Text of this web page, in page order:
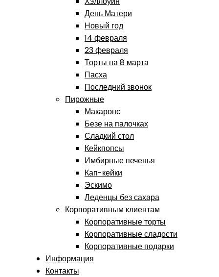
День Матери
Новый год
14 февраля
23 февраля
Торты на 8 марта
Пасха
Последний звонок
Пирожные
Макаронс
Безе на палочках
Сладкий стол
Кейкпопсы
Имбирные печенья
Кап-кейки
Эскимо
Леденцы без сахара
Корпоративным клиентам
Корпоративные торты
Корпоративные сладости
Корпоративные подарки
Информация
Контакты